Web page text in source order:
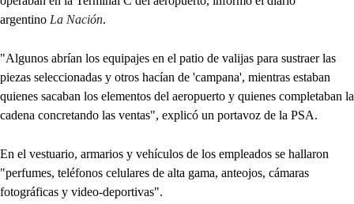
argentino La Nación.
"Algunos abrían los equipajes en el patio de valijas para sustraer las
piezas seleccionadas y otros hacían de 'campana', mientras estaban
quienes sacaban los elementos del aeropuerto y quienes completaban la
cadena concretando las ventas", explicó un portavoz de la PSA.
En el vestuario, armarios y vehículos de los empleados se hallaron
"perfumes, teléfonos celulares de alta gama, anteojos, cámaras
fotográficas y video-deportivas".